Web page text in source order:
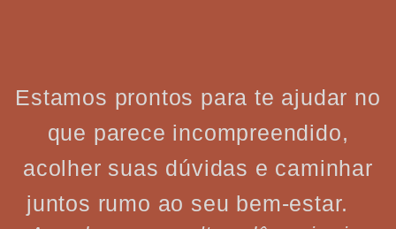
Estamos prontos para te ajudar no
que parece incompreendido,
acolher suas dúvidas e caminhar
juntos rumo ao seu bem-estar.